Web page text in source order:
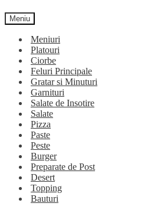
Meniu
Meniuri
Platouri
Ciorbe
Feluri Principale
Gratar si Minuturi
Garnituri
Salate de Insotire
Salate
Pizza
Paste
Peste
Burger
Preparate de Post
Desert
Topping
Bauturi